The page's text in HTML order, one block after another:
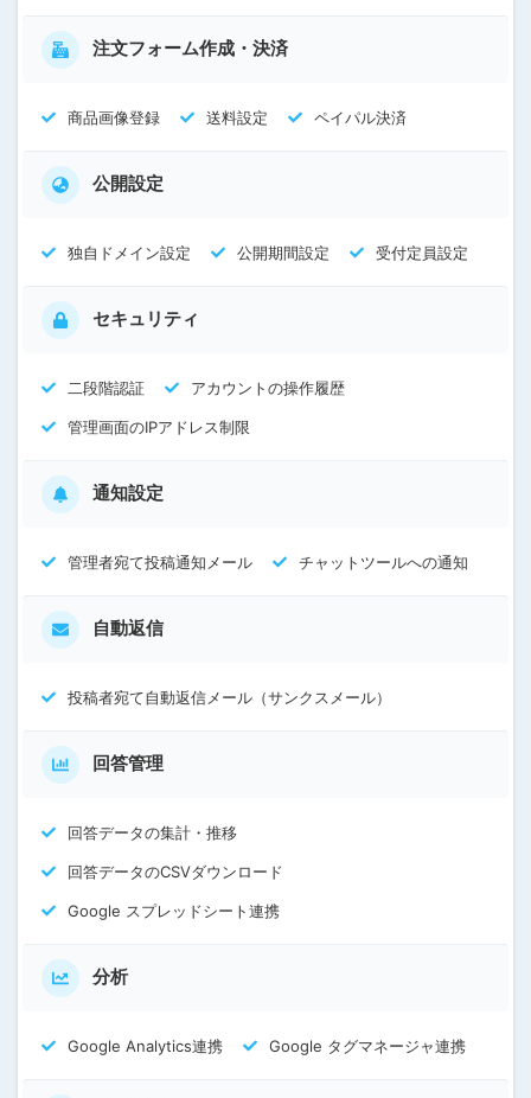
注文フォーム作成・決済
商品画像登録 送料設定 ペイパル決済
公開設定
独自ドメイン設定 公開期間設定 受付定員設定
セキュリティ
二段階認証 アカウントの操作履歴
管理画面のIPアドレス制限
通知設定
管理者宛て投稿通知メール チャットツールへの通知
自動返信
投稿者宛て自動返信メール（サンクスメール）
回答管理
回答データの集計・推移
回答データのCSVダウンロード
Google スプレッドシート連携
分析
Google Analytics連携 Google タグマネージャ連携